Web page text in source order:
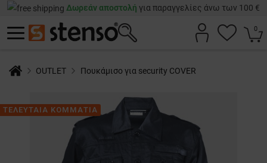
Δωρεάν αποστολή για παραγγελίες άνω των 100 €
0
OUTLET Πουκάμισο για security COVER
ΤΕΛΕΥΤΑΙΑ ΚΟΜΜΑΤΙΑ